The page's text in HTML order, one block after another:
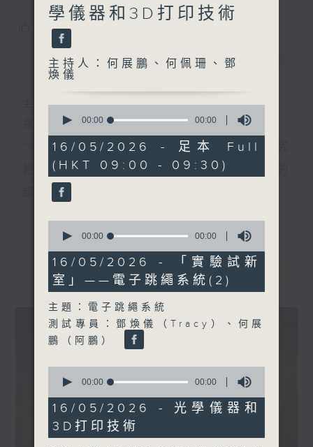
您喜歡這個節目嗎?
簡介 GIST
主持人：何展鵬、何佩珊、鄧煥儀
身處世界關鍵的轉折，需要眼界和知識。
**每個星期六，我們會邀請一位科學家，介紹在其研究
範疇內一個正在影響世界未來發展、我們不可不知的
趨勢，以專業和視野來培養具前瞻的預測與洞察力。
何應用於日常生活，透過研發者介紹、配合現場實
測、在不同應用場境展示技術效能。同時亦會邀請使
用者分享使用心得及感受，展示科技如何提升生活質
素，拓闊聽眾對科技應用的想像。
星期六早上，讓我們看遠一點，看到未來的無限可
監製: 蕭洛汶、張璟瑩
最新 LATEST
學儀器和3D打印技術
主持人：何展鵬、何佩珊、鄧
煥儀
seconds
0
seconds
00:00 00:00
16/05/2026 - 足本 Full
(HKT 09:00 - 09:30)
seconds
0
seconds
00:00 00:00
16/05/2026 - 「實驗試新
室」——電子跳繩系統(2)
主題：電子跳繩系統
測試專員：鄧煥儀（Tracy）、何展
鵬（阿鵬）
seconds
0
seconds
00:00 00:00
16/05/2026 - 光學儀器和
3D打印技術